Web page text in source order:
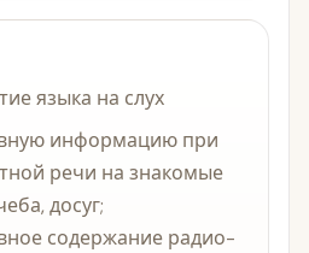
языка на слух
информацию при
речи на знакомые
досуг;
содержание радио-